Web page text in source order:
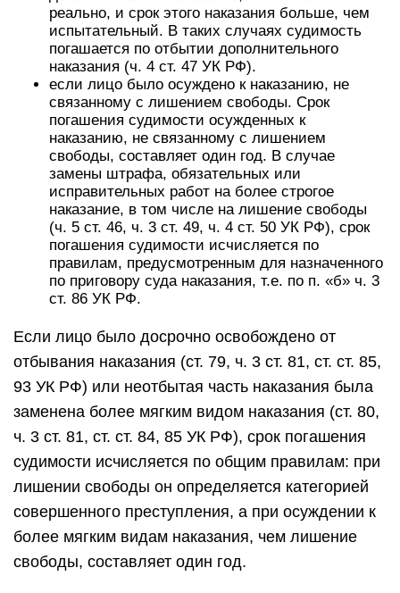
реально, и срок этого наказания больше, чем
испытательный. В таких случаях судимость
погашается по отбытии дополнительного
наказания (ч. 4 ст. 47 УК РФ).
если лицо было осуждено к наказанию, не
связанному с лишением свободы. Срок
погашения судимости осужденных к
наказанию, не связанному с лишением
свободы, составляет один год. В случае
замены штрафа, обязательных или
исправительных работ на более строгое
наказание, в том числе на лишение свободы
(ч. 5 ст. 46, ч. 3 ст. 49, ч. 4 ст. 50 УК РФ), срок
погашения судимости исчисляется по
правилам, предусмотренным для назначенного
по приговору суда наказания, т.е. по п. «б» ч. 3
ст. 86 УК РФ.
Если лицо было досрочно освобождено от
отбывания наказания (ст. 79, ч. 3 ст. 81, ст. ст. 85,
93 УК РФ) или неотбытая часть наказания была
заменена более мягким видом наказания (ст. 80,
ч. 3 ст. 81, ст. ст. 84, 85 УК РФ), срок погашения
судимости исчисляется по общим правилам: при
лишении свободы он определяется категорией
совершенного преступления, а при осуждении к
более мягким видам наказания, чем лишение
свободы, составляет один год.